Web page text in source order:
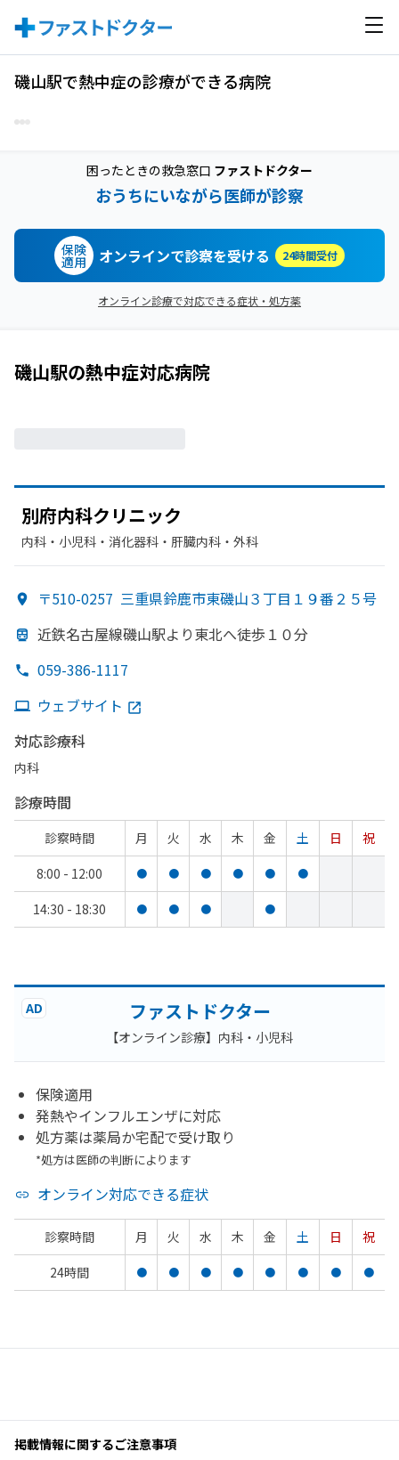
磯山駅で熱中症の診療ができる病院
困ったときの救急窓口 ファストドクター
おうちにいながら医師が診察
保険
適用 オンラインで診察を受ける 24時間受付
オンライン診療で対応できる症状・処方薬
磯山駅の熱中症対応病院
別府内科クリニック
内科・​小児科・​消化器科・​肝臓内科・外科
〒510-0257 三重県鈴鹿市東磯山３丁目１９番２５号
近鉄名古屋線磯山駅より東北へ徒歩１０分
059-386-1117
ウェブサイト
対応診療科
内科
診療時間
診察時間 月 火 水 木 金 土 日
祝
8:00 - 12:00
● ● ● ● ● ●
14:30 - 18:30 ● ● ● ●
AD ファストドクター
【オンライン診療】内科・小児科
保険適用
発熱やインフルエンザに対応
処方薬は薬局か宅配で受け取り
*処方は医師の判断によります
オンライン対応できる症状
診察時間 月 火 水 木 金 土 日
祝
24時間
● ● ● ● ● ● ● ●
掲載情報に関するご注意事項